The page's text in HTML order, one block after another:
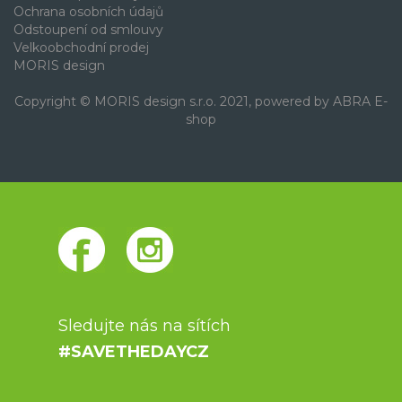
Ochrana osobních údajů
Odstoupení od smlouvy
Velkoobchodní prodej
MORIS design
Copyright © MORIS design s.r.o. 2021, powered by ABRA E-
shop
Sledujte nás na sítích
#SAVETHEDAYCZ